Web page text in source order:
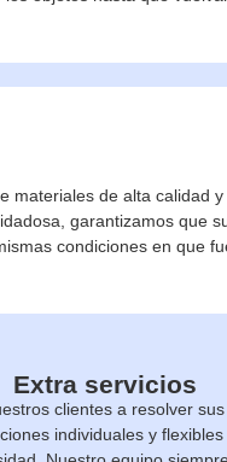
materiales de alta calidad y
garantizamos que
condiciones en que
Extra servicios
clientes a resolver
individuales y